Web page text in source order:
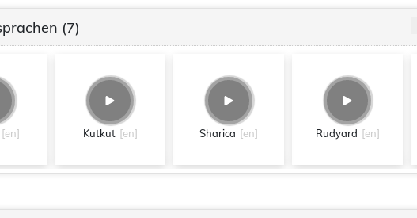
(7)
[en] Kutkut [en] Sharica [en] Rudyard [en]